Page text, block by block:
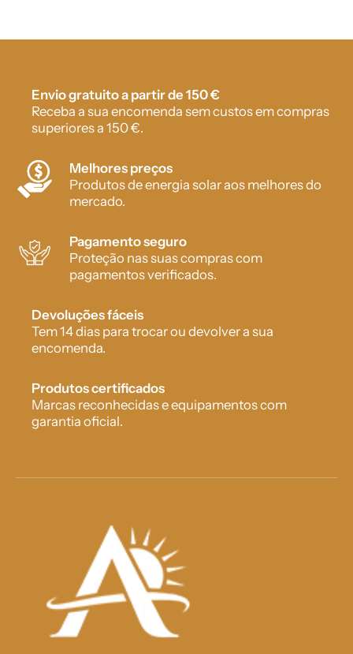
Envio gratuito a partir de 150 €
Receba a sua encomenda sem custos em compras
superiores a 150 €.
Melhores preços
Produtos de energia solar aos melhores do
mercado.
Pagamento seguro
Proteção nas suas compras com
pagamentos verificados.
Devoluções fáceis
Tem 14 dias para trocar ou devolver a sua
encomenda.
Produtos certificados
Marcas reconhecidas e equipamentos com
garantia oficial.